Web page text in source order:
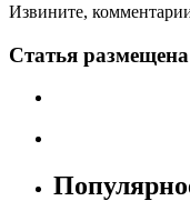
Извините,
Статья